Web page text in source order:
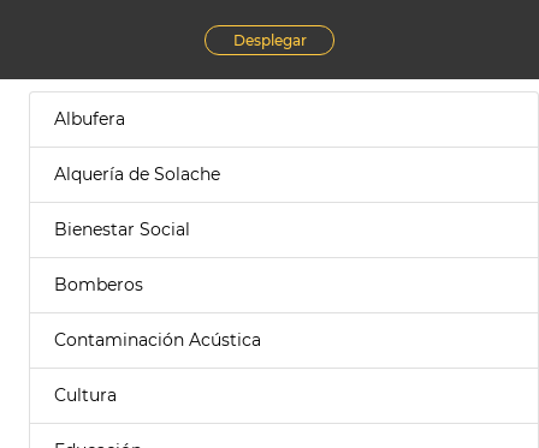
Desplegar
Albufera
Alquería de Solache
Bienestar Social
Bomberos
Contaminación Acústica
Cultura